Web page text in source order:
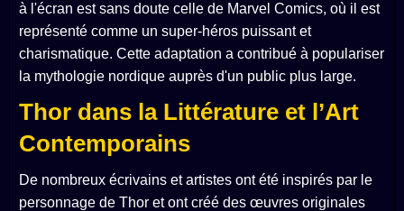
à l'écran est sans doute celle de Marvel Comics, où il est
représenté comme un super-héros puissant et
charismatique. Cette adaptation a contribué à populariser
la mythologie nordique auprès d'un public plus large.
Thor dans la Littérature et l’Art
Contemporains
De nombreux écrivains et artistes ont été inspirés par le
personnage de Thor et ont créé des œuvres originales